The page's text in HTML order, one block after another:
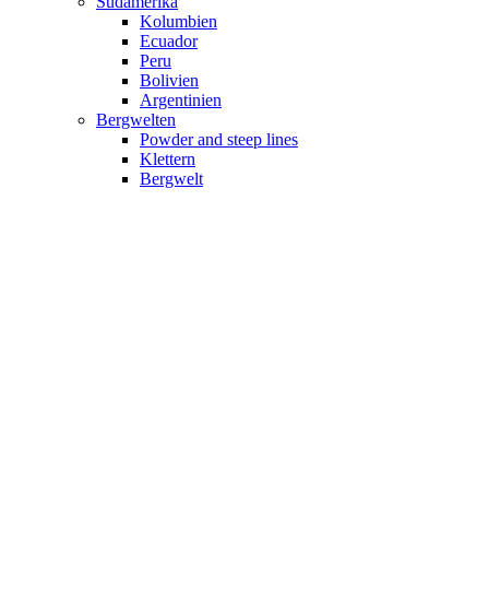
Kolumbien
Ecuador
Peru
Bolivien
Argentinien
Bergwelten
Powder and steep lines
Klettern
Bergwelt